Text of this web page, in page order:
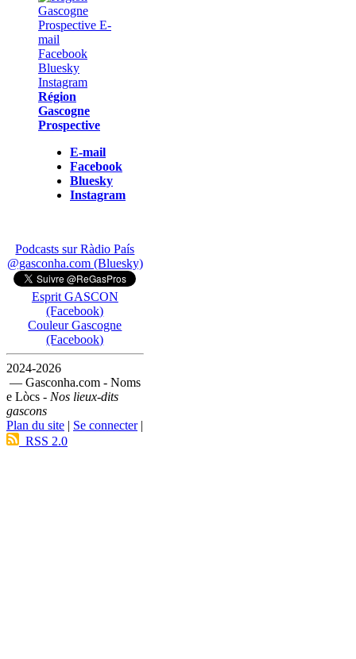
Région
Gascogne
Prospective
E-mail
Facebook
Bluesky
Instagram
Podcasts sur Ràdio País
@gasconha.com (Bluesky)
Esprit GASCON
(Facebook)
Couleur Gascogne
(Facebook)
2024-2026
— Gasconha.com - Noms
e Lòcs - Nos lieux-dits
gascons
Plan du site | Se connecter|
RSS 2.0